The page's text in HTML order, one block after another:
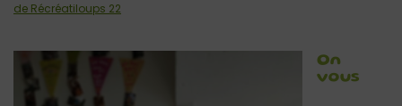
de Récréatiloups 22
On
vous